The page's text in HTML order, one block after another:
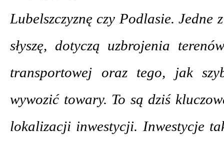
Lubelszczyznę czy Podlasie. Jedne
słyszę, dotyczą uzbrojenia
transportowej oraz tego, jak
wywozić towary. To są dziś
lokalizacji inwestycji. Inwestycje